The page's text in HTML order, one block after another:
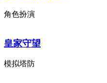
角色扮演
皇家守望
模拟塔防